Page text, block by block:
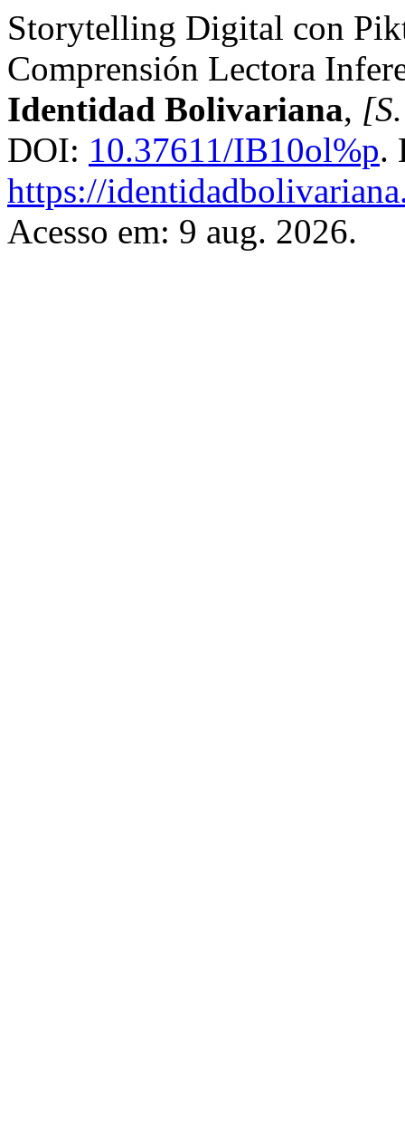
Storytelling Digital con
Comprensión Lectora
Identidad Bolivariana,
DOI: 10.37611/IB10ol%p.
https://
Acesso em: 9 aug. 2026.